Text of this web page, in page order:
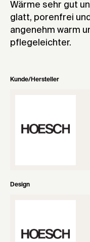
Wärme sehr gut
glatt, porenfrei
angenehm warm
pflegeleichter.
Kunde/Hersteller
Design